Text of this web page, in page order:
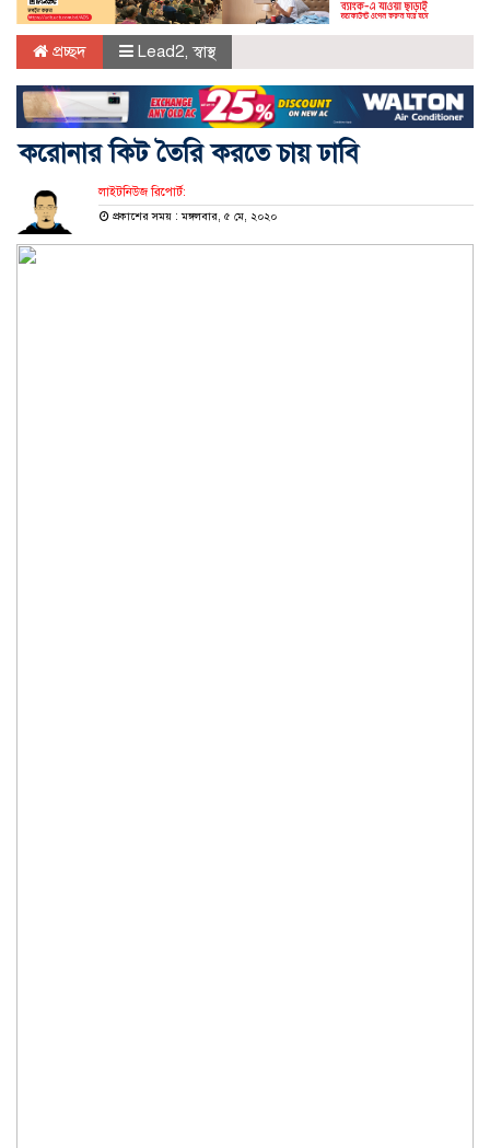
প্রচ্ছদ Lead2,স্বাস্থ
করোনার কিট তৈরি করতে চায় ঢাবি
লাইটনিউজ রিপোর্ট:
প্রকাশের সময় : মঙ্গলবার, ৫ মে, ২০২০